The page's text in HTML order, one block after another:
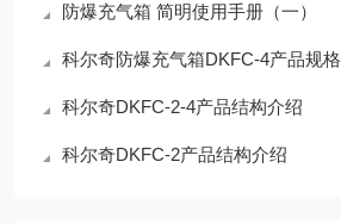
防爆充气箱 简明使用手册（一）
科尔奇防爆充气箱DKFC-4产品规格
科尔奇DKFC-2-4产品结构介绍
科尔奇DKFC-2产品结构介绍